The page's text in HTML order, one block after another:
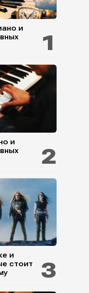
и
и
и
стоит